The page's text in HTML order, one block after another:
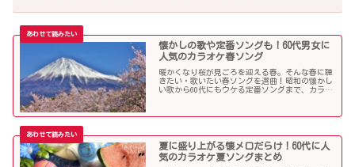
懐かしの歌や定番ソングも！60代男女に
人気のカラオケ春ソング
暖かくなり桜が見ごろを迎える春。そんな春に聴
きたい・歌いたい春ソングを選曲！昭和の懐かし
い歌から60代にもウケる定番ソングまで、カラオ
夏に盛り上がる懐メロだらけ！60代に人
気のカラオケ夏ソングまとめ